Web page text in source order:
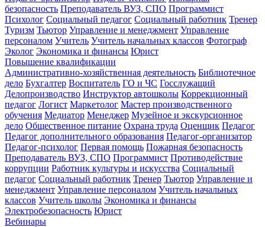
безопасность Преподаватель ВУЗ, СПО Программист
Психолог Социальный педагог Социальный работник Тренер
Туризм Тьютор Управление и менеджмент Управление
персоналом Учитель Учитель начальных классов Фотограф
Эколог Экономика и финансы Юрист
Повышение квалификации
Административно-хозяйственная деятельность Библиотечное
дело Бухгалтер Воспитатель ГО и ЧС Госслужащий
Делопроизводство Инструктор автошколы Коррекционный
педагог Логист Маркетолог Мастер производственного
обучения Медиатор Менеджер Музейное и экскурсионное
дело Общественное питание Охрана труда Оценщик Педагог
Педагог дополнительного образования Педагог-организатор
Педагог-психолог Первая помощь Пожарная безопасность
Преподаватель ВУЗ, СПО Программист Противодействие
коррупции Работник культуры и искусства Социальный
педагог Социальный работник Тренер Тьютор Управление и
менеджмент Управление персоналом Учитель начальных
классов Учитель школы Экономика и финансы
Электробезопасность Юрист
Вебинары